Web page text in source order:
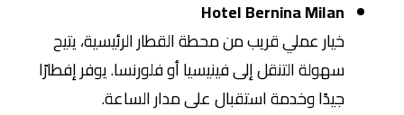
Hotel Bernina Milan
خيار عملي قريب من محطة القطار الرئيسية، يتيح
سهولة التنقل إلى فينيسيا أو فلورنسا. يوفر إفطارًا
جيدًا وخدمة استقبال على مدار الساعة.